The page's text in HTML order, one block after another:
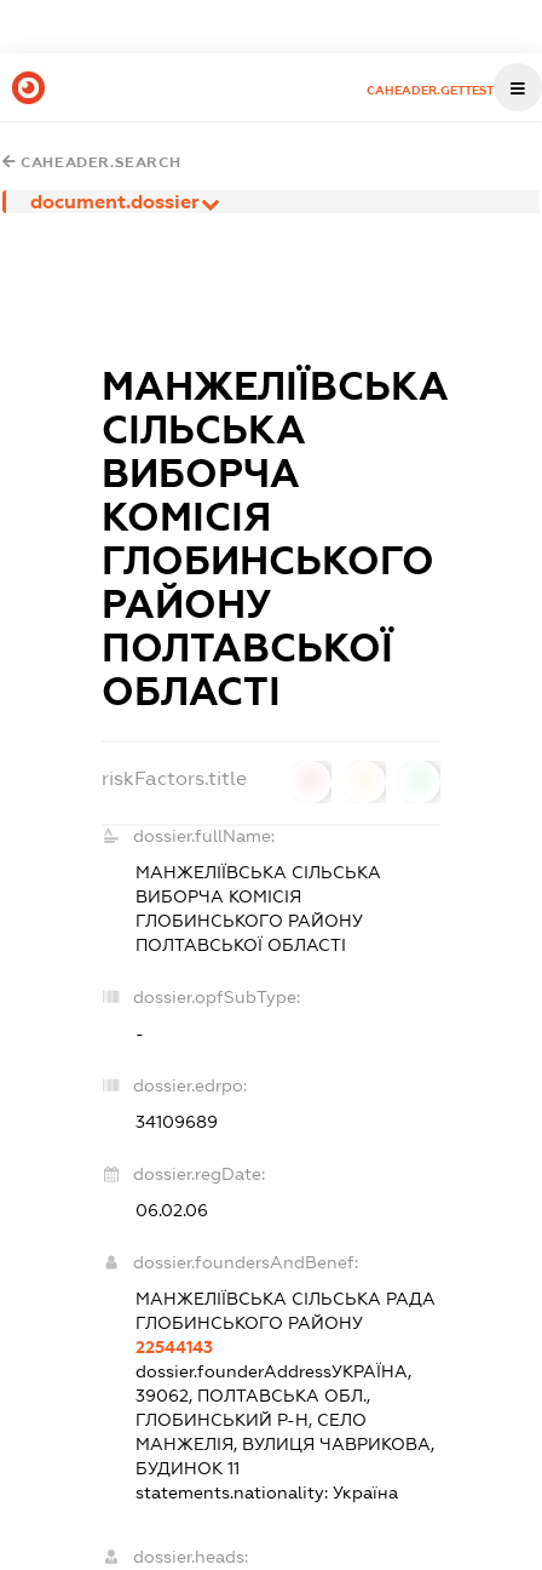
CAHEADER.GETTEST
CAHEADER.SEARCH
document.dossier
МАНЖЕЛІЇВСЬКА
СІЛЬСЬКА
ВИБОРЧА
КОМІСІЯ
ГЛОБИНСЬКОГО
РАЙОНУ
ПОЛТАВСЬКОЇ
ОБЛАСТІ
riskFactors.title
dossier.fullName:
МАНЖЕЛІЇВСЬКА СІЛЬСЬКА
ВИБОРЧА КОМІСІЯ
ГЛОБИНСЬКОГО РАЙОНУ
ПОЛТАВСЬКОЇ ОБЛАСТІ
dossier.opfSubType:
-
dossier.edrpo:
34109689
dossier.regDate:
06.02.06
dossier.foundersAndBenef:
МАНЖЕЛІЇВСЬКА СІЛЬСЬКА РАДА
ГЛОБИНСЬКОГО РАЙОНУ
22544143
dossier.founderAddressУКРАЇНА,
39062, ПОЛТАВСЬКА ОБЛ.,
ГЛОБИНСЬКИЙ Р-Н, СЕЛО
МАНЖЕЛІЯ, ВУЛИЦЯ ЧАВРИКОВА,
БУДИНОК 11
statements.nationality: Україна
dossier.heads: